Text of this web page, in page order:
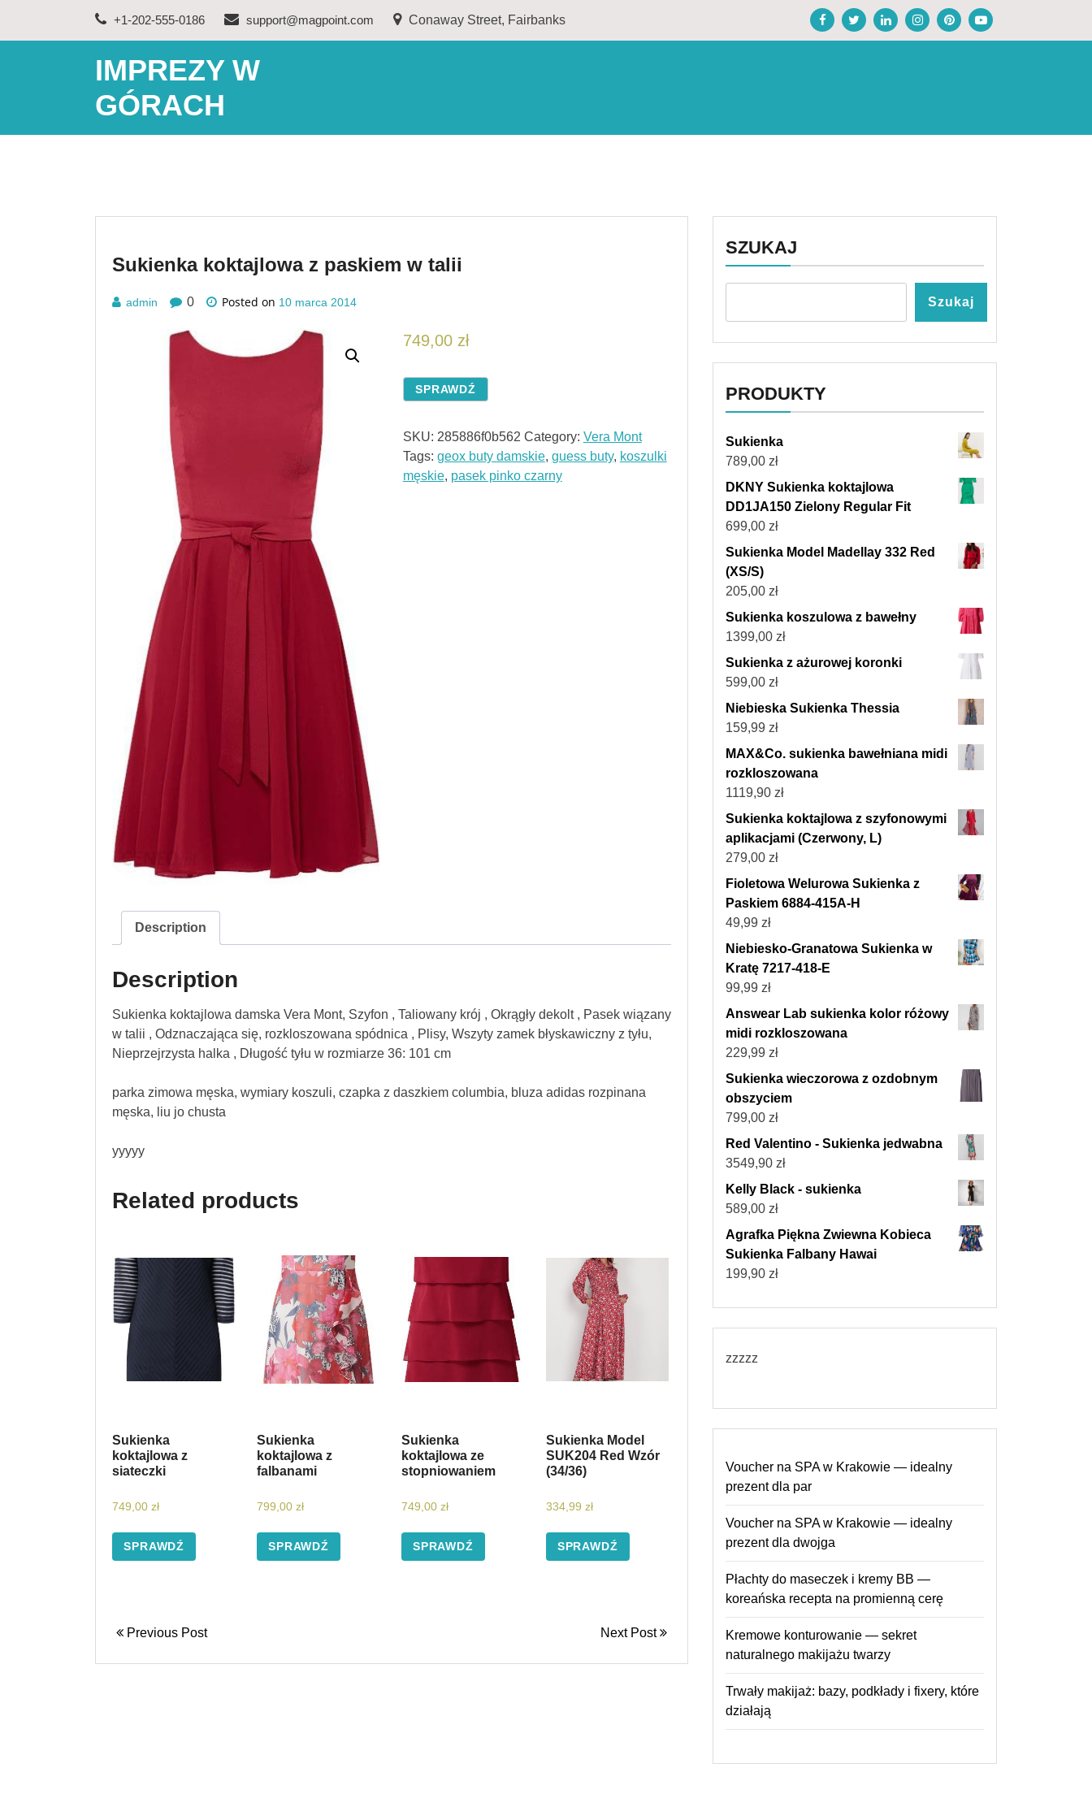
+1-202-555-0186 support@magpoint.com Conaway Street, Fairbanks
IMPREZY W
GÓRACH
Sukienka koktajlowa z paskiem w talii
admin 0 Posted on 10 marca 2014
749,00 zł
SPRAWDŹ
SKU: 285886f0b562 Category: Vera Mont
Tags: geox buty damskie, guess buty, koszulki
męskie, pasek pinko czarny
Description
Description
Sukienka koktajlowa damska Vera Mont, Szyfon , Taliowany krój , Okrągły dekolt , Pasek wiązany
w talii , Odznaczająca się, rozkloszowana spódnica , Plisy, Wszyty zamek błyskawiczny z tyłu,
Nieprzejrzysta halka , Długość tyłu w rozmiarze 36: 101 cm
parka zimowa męska, wymiary koszuli, czapka z daszkiem columbia, bluza adidas rozpinana
męska, liu jo chusta
yyyyy
Related products
Sukienka
koktajlowa z
siateczki
749,00 zł
SPRAWDŹ
Sukienka
koktajlowa z
falbanami
799,00 zł
SPRAWDŹ
Sukienka
koktajlowa ze
stopniowaniem
749,00 zł
SPRAWDŹ
Sukienka Model
SUK204 Red Wzór
(34/36)
334,99 zł
SPRAWDŹ
Previous Post Next Post
SZUKAJ
Szukaj
PRODUKTY
Sukienka
789,00 zł
DKNY Sukienka koktajlowa
DD1JA150 Zielony Regular Fit
699,00 zł
Sukienka Model Madellay 332 Red
(XS/S)
205,00 zł
Sukienka koszulowa z bawełny
1399,00 zł
Sukienka z ażurowej koronki
599,00 zł
Niebieska Sukienka Thessia
159,99 zł
MAX&Co. sukienka bawełniana midi
rozkloszowana
1119,90 zł
Sukienka koktajlowa z szyfonowymi
aplikacjami (Czerwony, L)
279,00 zł
Fioletowa Welurowa Sukienka z
Paskiem 6884-415A-H
49,99 zł
Niebiesko-Granatowa Sukienka w
Kratę 7217-418-E
99,99 zł
Answear Lab sukienka kolor różowy
midi rozkloszowana
229,99 zł
Sukienka wieczorowa z ozdobnym
obszyciem
799,00 zł
Red Valentino - Sukienka jedwabna
3549,90 zł
Kelly Black - sukienka
589,00 zł
Agrafka Piękna Zwiewna Kobieca
Sukienka Falbany Hawai
199,90 zł
zzzzz
Voucher na SPA w Krakowie — idealny
prezent dla par
Voucher na SPA w Krakowie — idealny
prezent dla dwojga
Płachty do maseczek i kremy BB —
koreańska recepta na promienną cerę
Kremowe konturowanie — sekret
naturalnego makijażu twarzy
Trwały makijaż: bazy, podkłady i fixery, które
działają